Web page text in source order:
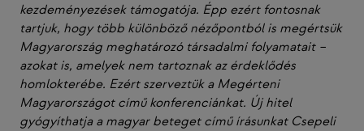
kezdeményezések támogatója. Épp ezért fontosnak
tartjuk, hogy több különböző nézőpontból is megértsük
Magyarország meghatározó társadalmi folyamatait –
azokat is, amelyek nem tartoznak az érdeklődés
homlokterébe. Ezért szerveztük a Megérteni
Magyarországot című konferenciánkat. Új hitel
gyógyíthatja a magyar beteget című írásunkat Csepeli